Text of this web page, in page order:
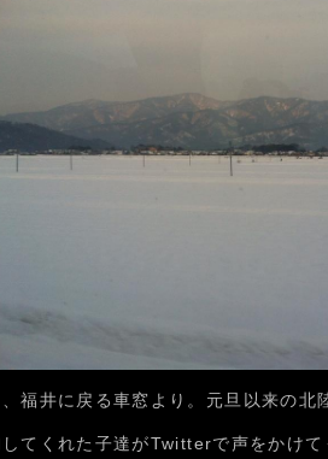
福井に戻る車窓より。元旦以来の北
てくれた子達がTwitterで声をかけ